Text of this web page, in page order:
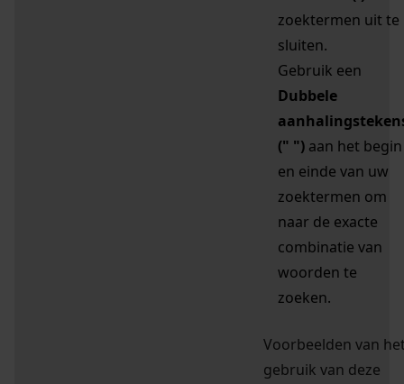
zoektermen uit te
sluiten.
Gebruik een
Dubbele
(" ") aan het begin
en einde van uw
zoektermen om
naar de exacte
combinatie van
woorden te
zoeken.
Voorbeelden van
gebruik van deze